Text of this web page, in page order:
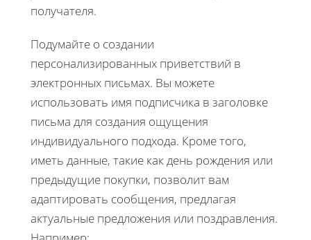
получателя.
Подумайте о создании
персонализированных приветствий в
электронных письмах. Вы можете
использовать имя подписчика в заголовке
письма для создания ощущения
индивидуального подхода. Кроме того,
иметь данные, такие как день рождения или
предыдущие покупки, позволит вам
адаптировать сообщения, предлагая
актуальные предложения или поздравления.